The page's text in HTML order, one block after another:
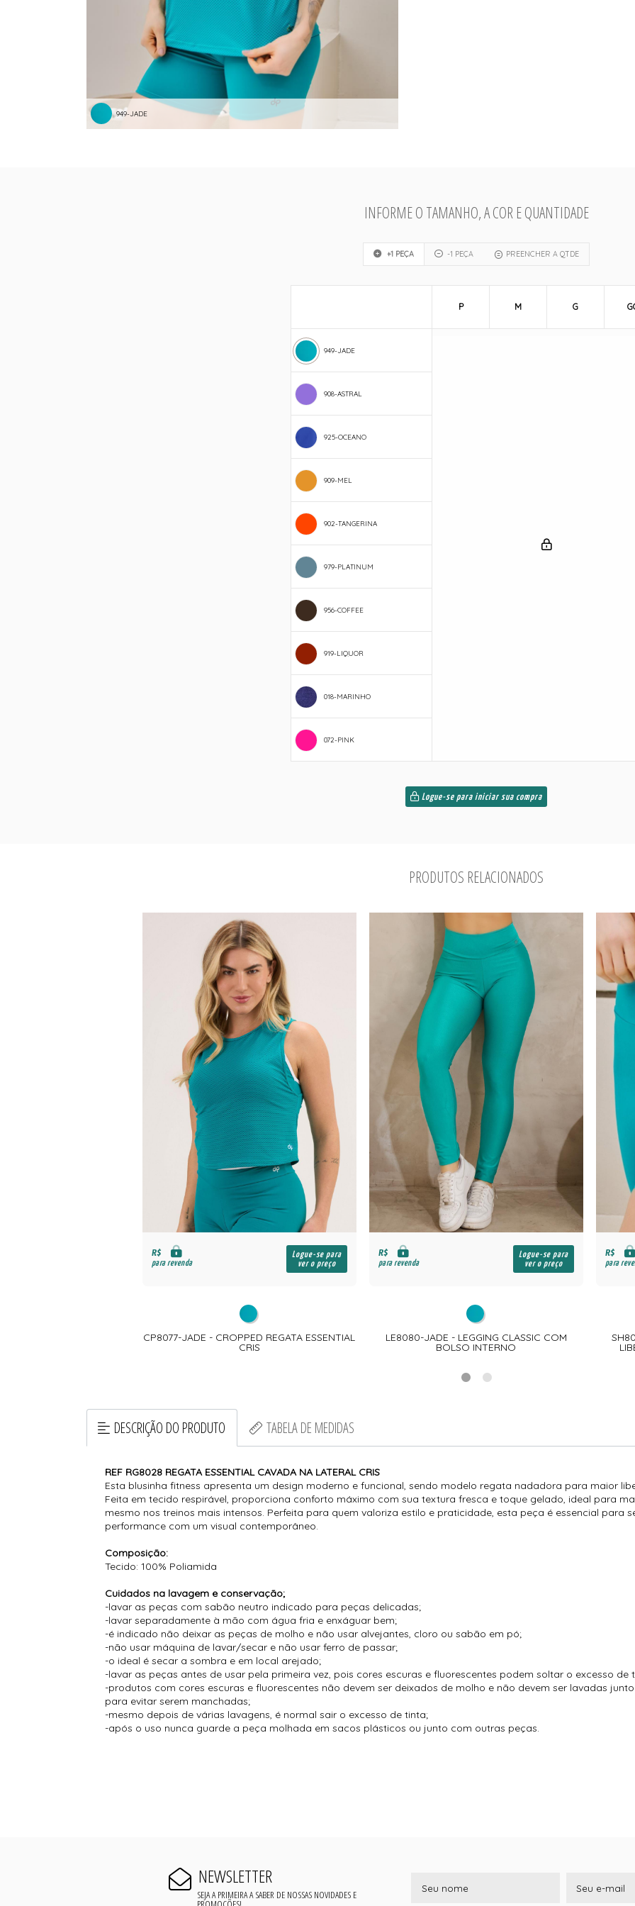
949-JADE
INFORME O TAMANHO, A COR E QUANTIDADE
+1 PEÇA -1 PEÇA PREENCHER A QTDE
949-JADE
908-ASTRAL
925-OCEANO
909-MEL
902-TANGERINA
979-PLATINUM
956-COFFEE
919-LIQUOR
018-MARINHO
072-PINK
P M G
Logue-se para iniciar sua compra
PRODUTOS RELACIONADOS
R$
para revenda
Logue-se para
ver o preço
CP8077-JADE - CROPPED REGATA ESSENTIAL
CRIS
R$
para revenda
Logue-se para
ver o preço
LE8080-JADE - LEGGING CLASSIC COM
BOLSO INTERNO
R$
para
DESCRIÇÃO DO PRODUTO TABELA DE MEDIDAS
REF RG8028 REGATA ESSENTIAL CAVADA NA LATERAL CRIS
Esta blusinha fitness apresenta um design moderno e funcional, sendo modelo regata nadadora para maior
Feita em tecido respirável, proporciona conforto máximo com sua textura fresca e toque gelado, ideal para
mesmo nos treinos mais intensos. Perfeita para quem valoriza estilo e praticidade, esta peça é essencial para
performance com um visual contemporâneo.
Composição:
Tecido: 100% Poliamida
Cuidados na lavagem e conservação;
-lavar as peças com sabão neutro indicado para peças delicadas;
-lavar separadamente à mão com água fria e enxáguar bem;
-é indicado não deixar as peças de molho e não usar alvejantes, cloro ou sabão em pó;
-não usar máquina de lavar/secar e não usar ferro de passar;
-o ideal é secar a sombra e em local arejado;
-lavar as peças antes de usar pela primeira vez, pois cores escuras e fluorescentes podem soltar o excesso de
-produtos com cores escuras e fluorescentes não devem ser deixados de molho e não devem ser lavadas
para evitar serem manchadas;
-mesmo depois de várias lavagens, é normal sair o excesso de tinta;
-após o uso nunca guarde a peça molhada em sacos plásticos ou junto com outras peças.
NEWSLETTER
SEJA A PRIMEIRA A SABER DE NOSSAS NOVIDADES E